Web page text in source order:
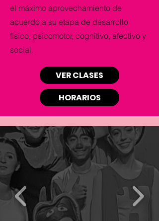
el máximo aprovechamiento de
acuerdo a su etapa de desarrollo
físico, psicomotor, cognitivo, afectivo y
social.
VER CLASES
HORARIOS